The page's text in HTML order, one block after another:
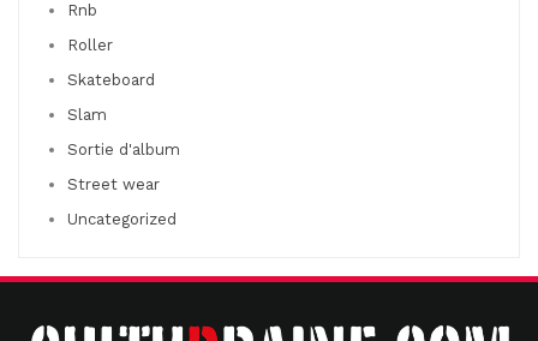
Rnb
Roller
Skateboard
Slam
Sortie d'album
Street wear
Uncategorized